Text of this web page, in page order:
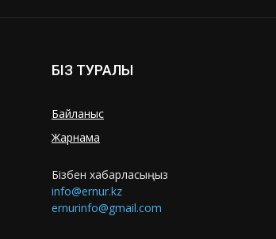
БІЗ ТУРАЛЫ
Байланыс
Жарнама
Бізбен хабарласыңыз
info@ernur.kz
ernurinfo@gmail.com